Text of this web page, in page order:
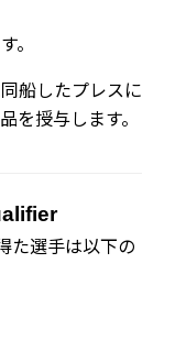
。
船したプレスに
を授与します。
た選手は以下の